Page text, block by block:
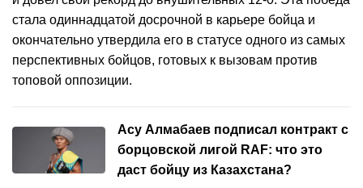
стала одиннадцатой досрочной в карьере бойца и
окончательно утвердила его в статусе одного из самых
перспективных бойцов, готовых к вызовам против
топовой оппозиции.
Асу Алмабаев подписал контракт с
борцовской лигой RAF: что это
даст бойцу из Казахстана?